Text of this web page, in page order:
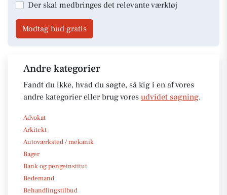
Der skal medbringes det relevante værktøj
Modtag bud gratis
Andre kategorier
Fandt du ikke, hvad du søgte, så kig i en af vores
andre kategorier eller brug vores udvidet søgning.
Advokat
Arkitekt
Autoværksted / mekanik
Bager
Bank og pengeinstitut
Bedemand
Behandlingstilbud